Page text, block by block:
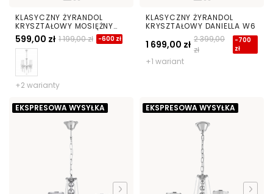
KLASYCZNY ŻYRANDOL
KRYSZTAŁOWY MOSIĘŻNY
ALESSIA W4
599,00 zł 1 199,00 zł -600 zł
+2 warianty
KLASYCZNY ŻYRANDOL
KRYSZTAŁOWY DANIELLA W6
1 699,00 zł 2 399,00
zł
-700
zł
+1 wariant
EKSPRESOWA WYSYŁKA EKSPRESOWA WYSYŁKA